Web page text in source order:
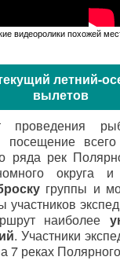
видеоролики похожей
летний-
вылетов
проведения
посещение
ряда рек
округа и
группы и
наиболее
. Участники
7 реках